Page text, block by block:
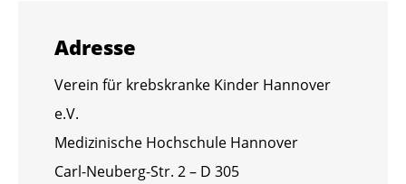
Adres­se
Ver­ein für krebs­kran­ke Kin­der Han­no­ver
e.V.
Me­di­zi­ni­sche Hoch­schu­le Han­no­ver
Carl-Neu­berg-Str. 2 – D 305